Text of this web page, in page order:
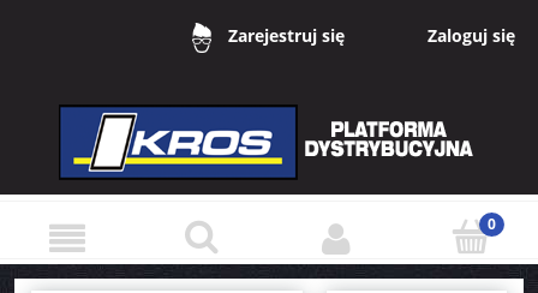
Zarejestruj się Zaloguj się